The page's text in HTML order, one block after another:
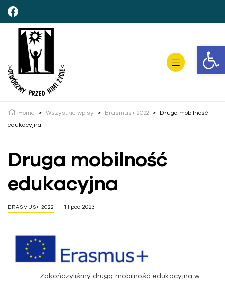
Open toolbar
Home > Wszystkie wpisy > Erasmus+ 2022 >
Druga mobilność
edukacyjna
Druga mobilność
edukacyjna
ERASMUS+ 2022 1 lipca 2023
Zakończyliśmy drugą mobilność edukacyjną w